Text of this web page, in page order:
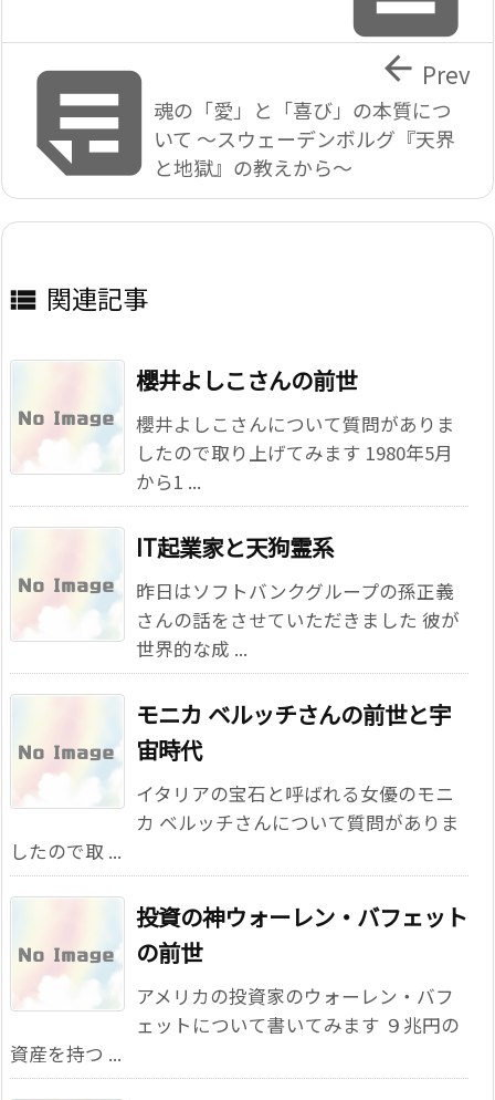
魂の「愛」と「喜び」の本質につ
いて ～スウェーデンボルグ『天界
と地獄』の教えから～
 Prev
 関連記事
櫻井よしこさんの前世
櫻井よしこさんについて質問がありま
したので取り上げてみます 1980年5月
から1 ...
IT起業家と天狗霊系
昨日はソフトバンクグループの孫正義
さんの話をさせていただきました 彼が
世界的な成 ...
モニカ ベルッチさんの前世と宇
宙時代
イタリアの宝石と呼ばれる女優のモニ
カ ベルッチさんについて質問がありま
したので取 ...
投資の神ウォーレン・バフェット
の前世
アメリカの投資家のウォーレン・バフ
ェットについて書いてみます ９兆円の
資産を持つ ...